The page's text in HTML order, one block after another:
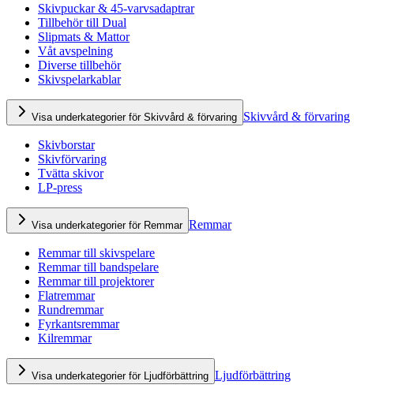
Skivpuckar & 45-varvsadaptrar
Tillbehör till Dual
Slipmats & Mattor
Våt avspelning
Diverse tillbehör
Skivspelarkablar
Visa underkategorier för Skivvård & förvaring Skivvård & förvaring
Skivborstar
Skivförvaring
Tvätta skivor
LP-press
Visa underkategorier för Remmar Remmar
Remmar till skivspelare
Remmar till bandspelare
Remmar till projektorer
Flatremmar
Rundremmar
Fyrkantsremmar
Kilremmar
Visa underkategorier för Ljudförbättring Ljudförbättring